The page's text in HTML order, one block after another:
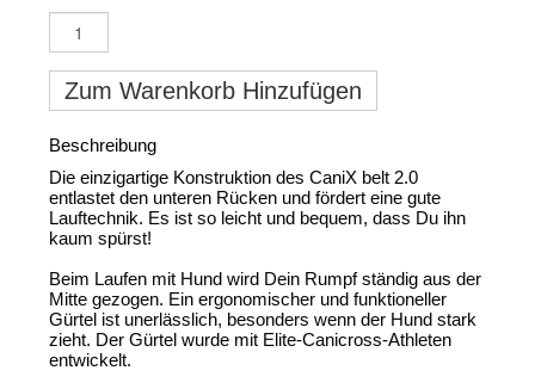
Zum Warenkorb Hinzufügen
Beschreibung
Die einzigartige Konstruktion des CaniX belt 2.0
entlastet den unteren Rücken und fördert eine gute
Lauftechnik. Es ist so leicht und bequem, dass Du ihn
kaum spürst!
Beim Laufen mit Hund wird Dein Rumpf ständig aus der
Mitte gezogen. Ein ergonomischer und funktioneller
Gürtel ist unerlässlich, besonders wenn der Hund stark
zieht. Der Gürtel wurde mit Elite-Canicross-Athleten
entwickelt.